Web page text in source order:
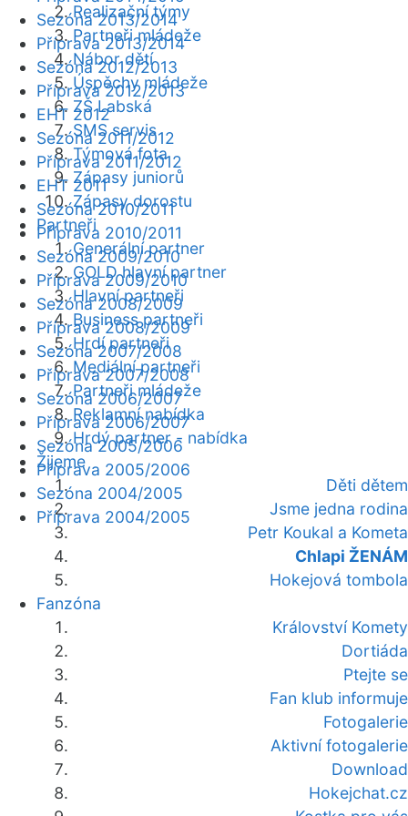
Realizační týmy
Partneři mládeže
Nábor dětí
Úspěchy mládeže
ZŠ Labská
SMS servis
Týmová fota
Zápasy juniorů
Zápasy dorostu
Partneři
Generální partner
GOLD hlavní partner
Hlavní partneři
Business partneři
Hrdí partneři
Mediální partneři
Partneři mládeže
Reklamní nabídka
Hrdý partner - nabídka
Žijeme
Děti dětem
Jsme jedna rodina
Petr Koukal a Kometa
Chlapi ŽENÁM
Hokejová tombola
Fanzóna
Království Komety
Dortiáda
Ptejte se
Fan klub informuje
Fotogalerie
Aktivní fotogalerie
Download
Hokejchat.cz
Sezóna 2013/2014
Příprava 2013/2014
Sezóna 2012/2013
Příprava 2012/2013
EHT 2012
Sezóna 2011/2012
Příprava 2011/2012
EHT 2011
Sezóna 2010/2011
Příprava 2010/2011
Sezóna 2009/2010
Příprava 2009/2010
Sezóna 2008/2009
Příprava 2008/2009
Sezóna 2007/2008
Příprava 2007/2008
Sezóna 2006/2007
Příprava 2006/2007
Sezóna 2005/2006
Příprava 2005/2006
Sezóna 2004/2005
Příprava 2004/2005